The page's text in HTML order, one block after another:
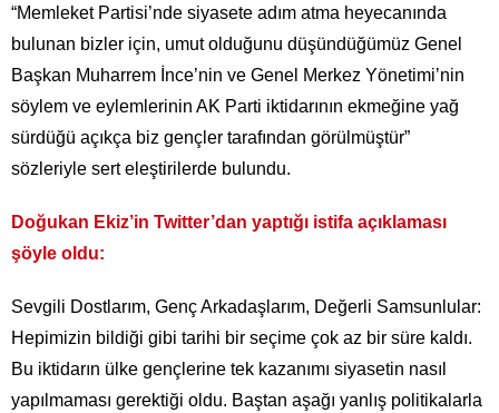
“Memleket Partisi’nde siyasete adım atma heyecanında
bulunan bizler için, umut olduğunu düşündüğümüz Genel
Başkan Muharrem İnce’nin ve Genel Merkez Yönetimi’nin
söylem ve eylemlerinin AK Parti iktidarının ekmeğine yağ
sürdüğü açıkça biz gençler tarafından görülmüştür”
sözleriyle sert eleştirilerde bulundu.
Doğukan Ekiz’in Twitter’dan yaptığı istifa açıklaması
şöyle oldu:
Sevgili Dostlarım, Genç Arkadaşlarım, Değerli Samsunlular:
Hepimizin bildiği gibi tarihi bir seçime çok az bir süre kaldı.
Bu iktidarın ülke gençlerine tek kazanımı siyasetin nasıl
yapılmaması gerektiği oldu. Baştan aşağı yanlış politikalarla